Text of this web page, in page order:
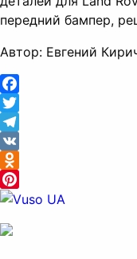
передний бампер,
Автор: Евгений
Facebook
Twitter
Telegram
VK
Odnoklassniki
Pinterest